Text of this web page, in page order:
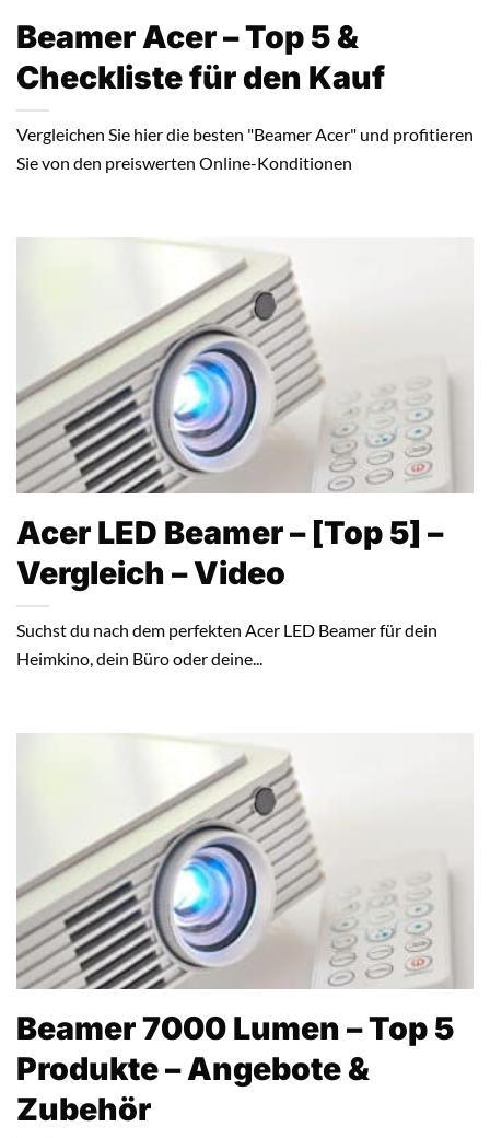
Beamer Acer – Top 5 &
Checkliste für den Kauf
Vergleichen Sie hier die besten "Beamer Acer" und profitieren
Sie von den preiswerten Online-Konditionen
Acer LED Beamer – [Top 5] –
Vergleich – Video
Suchst du nach dem perfekten Acer LED Beamer für dein
Heimkino, dein Büro oder deine...
Beamer 7000 Lumen – Top 5
Produkte – Angebote &
Zubehör